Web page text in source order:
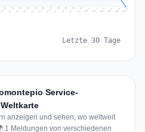
Jul 21 Jul 22 Jul 23 Jul 24 Jul 25 Jul 26 Jul 27 Jul 28 Jul 29 Jul 30 Jul 31 Aug 1 Aug 2 Aug 3 Aug 4 Aug 5 Aug 6
Letzte 30 Tage
Service-
anzeigen und sehen, wo weltweit
1 Meldungen von verschiedenen